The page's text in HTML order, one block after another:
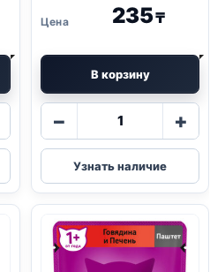
235₸
В корзину
−
Количество
Whiskas
(ГОВЯДИНА,
ЯГНЕНОК)
+
Узнать наличие